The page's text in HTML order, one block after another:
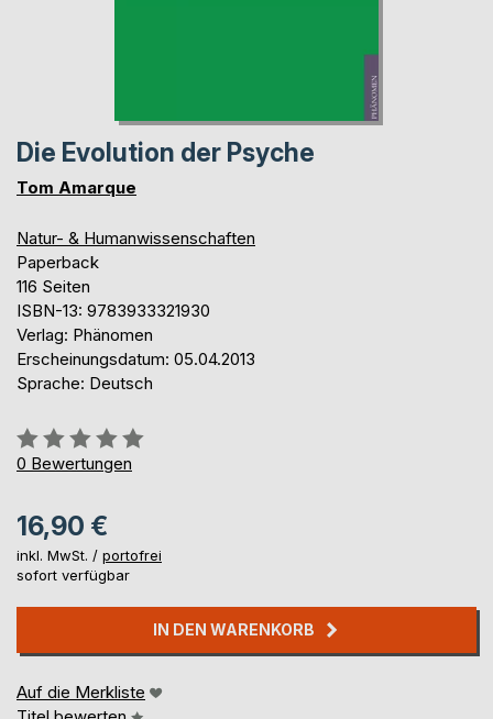
Die Evolution der Psyche
Tom Amarque
Natur- & Humanwissenschaften
Paperback
116 Seiten
ISBN-13: 9783933321930
Verlag: Phänomen
Erscheinungsdatum: 05.04.2013
Sprache: Deutsch
Bewertung::
0%
0 Bewertungen
16,90 €
inkl. MwSt. / portofrei
sofort verfügbar
IN DEN WARENKORB
Auf die Merkliste